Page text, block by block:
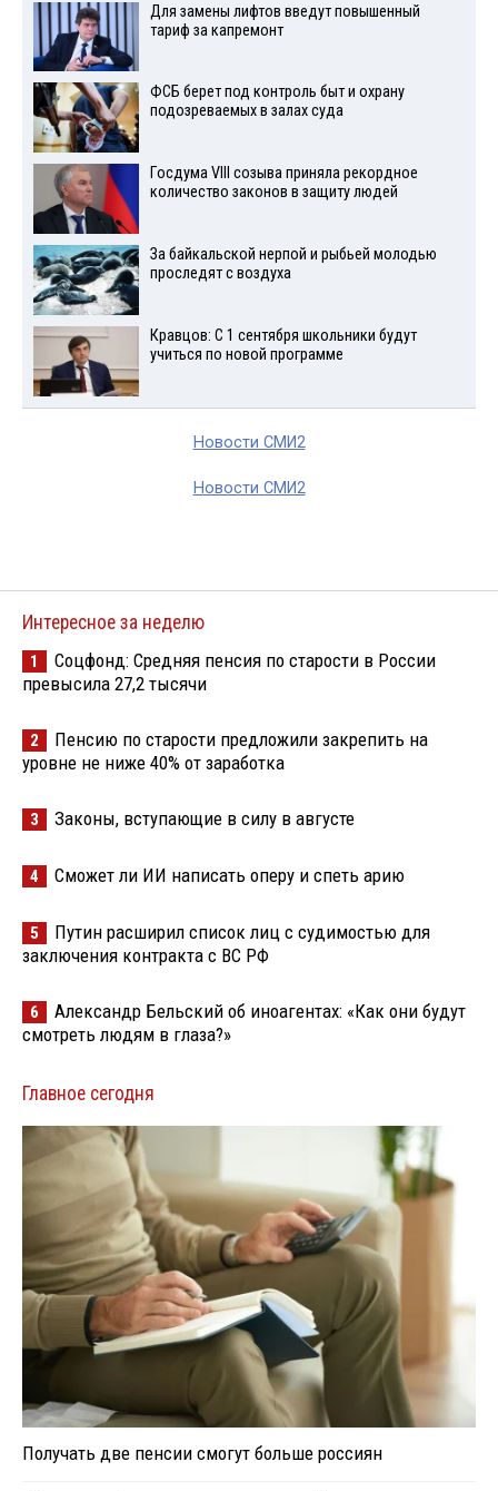
Для замены лифтов введут повышенный
тариф за капремонт
ФСБ берет под контроль быт и охрану
подозреваемых в залах суда
Госдума VIII созыва приняла рекордное
количество законов в защиту людей
За байкальской нерпой и рыбьей молодью
проследят с воздуха
Кравцов: С 1 сентября школьники будут
учиться по новой программе
Новости СМИ2
Новости СМИ2
Интересное за неделю
1
Соцфонд: Средняя пенсия по старости в России
превысила 27,2 тысячи
2
Пенсию по старости предложили закрепить на
уровне не ниже 40% от заработка
3 Законы, вступающие в силу в августе
4 Сможет ли ИИ написать оперу и спеть арию
5
Путин расширил список лиц с судимостью для
заключения контракта с ВС РФ
6
Александр Бельский об иноагентах: «Как они будут
смотреть людям в глаза?»
Главное сегодня
Получать две пенсии смогут больше россиян